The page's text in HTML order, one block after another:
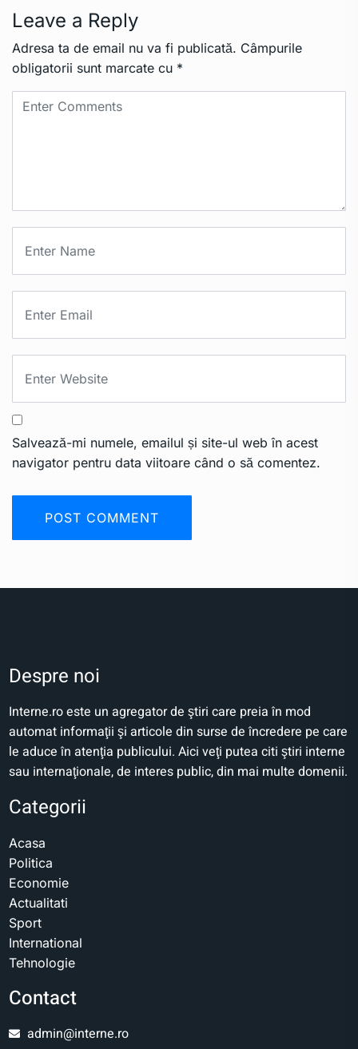
Leave a Reply
Adresa ta de email nu va fi publicată. Câmpurile
obligatorii sunt marcate cu *
Salvează-mi numele, emailul și site-ul web în acest
navigator pentru data viitoare când o să comentez.
Despre noi
Interne.ro este un agregator de ştiri care preia în mod
automat informaţii şi articole din surse de încredere pe care
le aduce în atenţia publicului. Aici veţi putea citi ştiri interne
sau internaţionale, de interes public, din mai multe domenii.
Categorii
Acasa
Politica
Economie
Actualitati
Sport
International
Tehnologie
Contact
admin@interne.ro